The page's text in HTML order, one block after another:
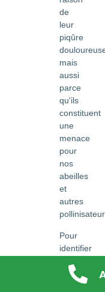
de
leur
piqûre
mais
aussi
parce
qu'ils
constituent
une
menace
pour
nos
abeilles
et
autres
Pour
identifier
frelon
asiatique,